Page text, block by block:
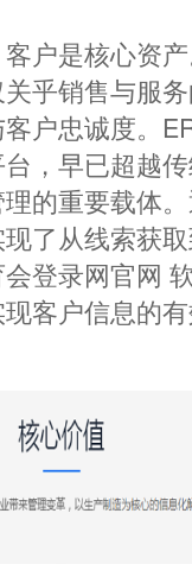
核心资
乎销售与服
户忠诚度。
，早已超越
理的重要载
了从线索获
登录网官网
客户信息的